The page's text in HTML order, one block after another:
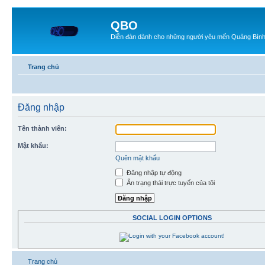
QBO
Diễn đàn dành cho những người yêu mến Quảng Bình
Trang chủ
Đăng nhập
Tên thành viên:
Mật khẩu:
Quên mật khẩu
Đăng nhập tự động
Ẩn trạng thái trực tuyến của tôi
SOCIAL LOGIN OPTIONS
Trang chủ